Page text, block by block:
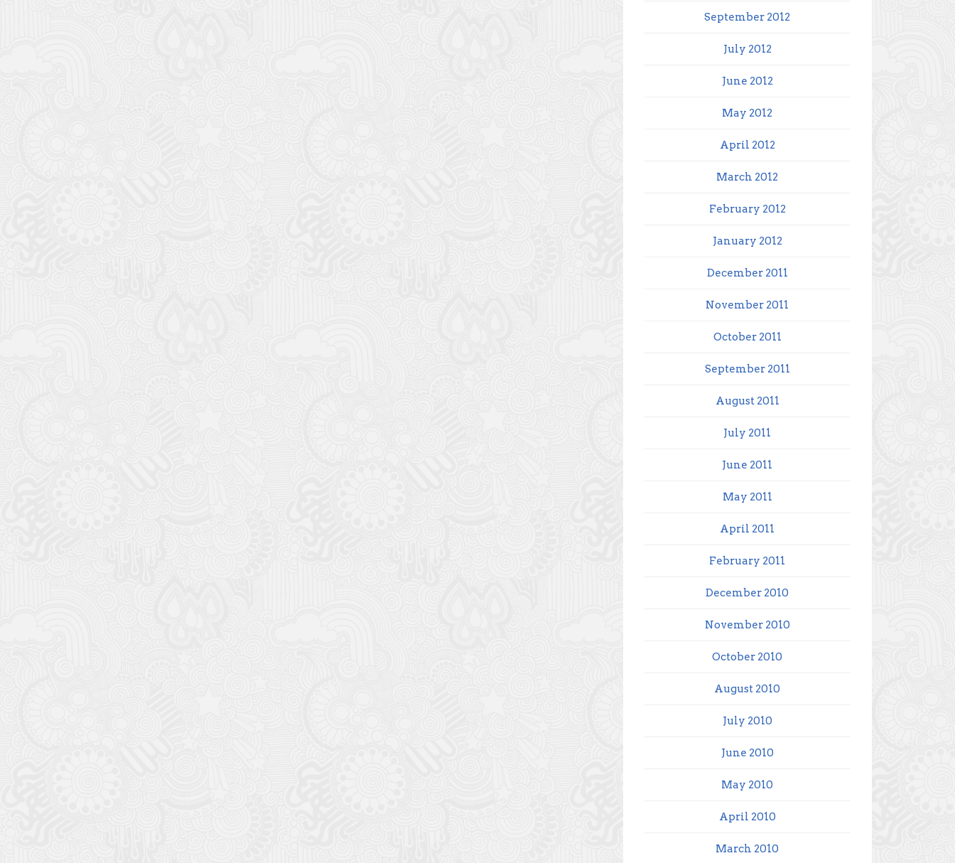
September 2012
July 2012
June 2012
May 2012
April 2012
March 2012
February 2012
January 2012
December 2011
November 2011
October 2011
September 2011
August 2011
July 2011
June 2011
May 2011
April 2011
February 2011
December 2010
November 2010
October 2010
August 2010
July 2010
June 2010
May 2010
April 2010
March 2010